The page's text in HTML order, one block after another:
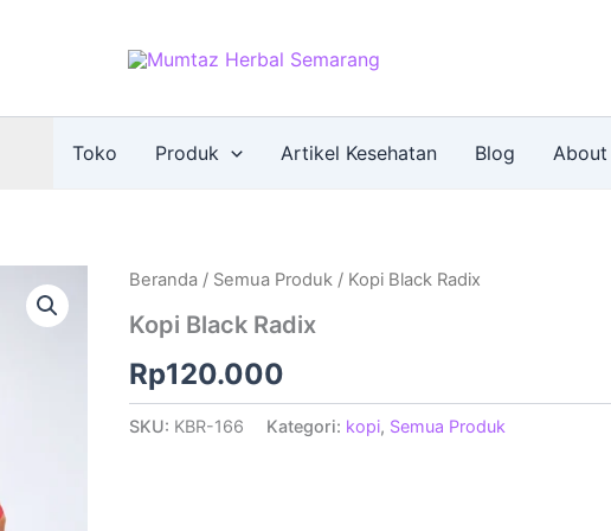
Toko Produk Artikel Kesehatan Blog
Beranda / Semua Produk / Kopi Black Radix
Kopi Black Radix
Rp120.000
SKU: KBR-166 Kategori: kopi, Semua Produk